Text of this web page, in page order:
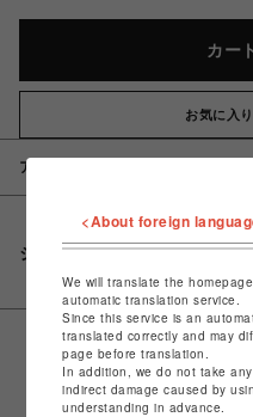
カー
お気に入
アイテム説明 / 素材
シェアする
<About foreign
We will translate the
automatic translation service.
Since this service is an
translated correctly and may
page before translation.
In addition, we do not take
indirect damage caused by
understanding in advance.